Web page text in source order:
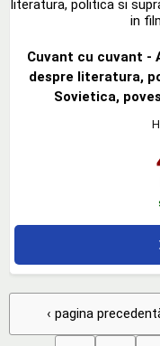
Cuvant cu cuvant -
despre literatura,
Sovietica,
‹ pagina